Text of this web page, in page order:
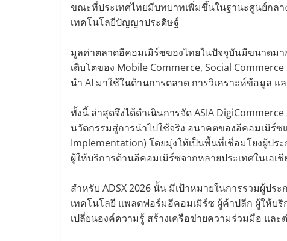
ขณะที่ประเทศไทยมีบทบาทเพิ่มขึ้นในฐานะศูนย์กล
เทคโนโลยีปัญญาประดิษฐ์
มูลค่าตลาดอีคอมเมิร์ซของไทยในปัจจุบันมีขนาดม
เติบโตของ Mobile Commerce, Social
นำ AI มาใช้ในด้านการตลาด การวิเคราะห์ข้อมูล
ทั้งนี้ ล่าสุดจึงได้ดำเนินการจัด ASIA
นวัตกรรมสู่การนำไปใช้จริง อนาคตของอีคอมเมิร์ซ
Implementation) โดยมุ่งให้เป็นพื้นที่เชื่อมโยงผู้ป
ผู้ให้บริการด้านอีคอมเมิร์ซจากหลายประเทศในเอเชี
สำหรับ ADSX 2026 นั้น มีเป้าหมายในการรวมผู้ปร
เทคโนโลยี แพลตฟอร์มอีคอมเมิร์ซ ผู้ค้าปลีก ผู้ให้บ
เปลี่ยนองค์ความรู้ สร้างเครือข่ายความร่วมมือ แล